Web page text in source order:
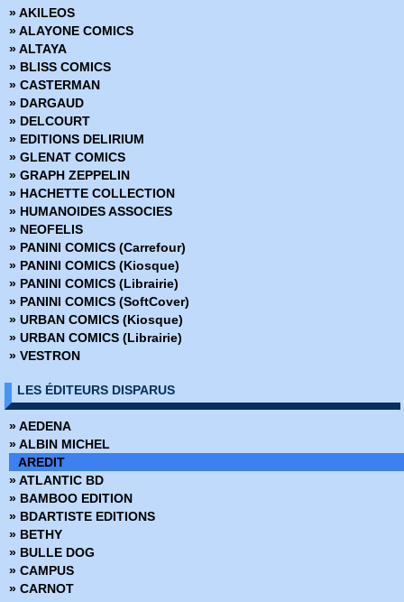
» Atom (Pop Magazine)
» Best of Marvel
» Bomba (Pop Magazine)
» Camelot 3000
» Captain Action (Pop Magazine)
» Captain America - Serie 1
» Captain America - Serie 2
» Captain America Spécial
» Captain Carotte
» Captain Comète et Superman
» Captain Victory
» Comics Parade
» Conan - Pocket NB
» Conan Géant
» Conan Hors Serie
» Conan le barbare - Serie 1
» Conan le barbare - Serie 2
» Conan Pocket Couleur
» Conan Spécial
» DC Flash - Serie 1
» DC Flash spécial
» Démon - Comics Pocket - Serie 1
» Démon - DC Arédit - Serie 2
» Docteur Strange
» Dr Strange Hors Série
» Dracula - Pocket NB
» Dracula le vampire
» Eclipse Comics
» Eclipso - Pocket NB
» Electric Warrior
» Epic
» Et si
» AKILEOS
» ALAYONE COMICS
» ALTAYA
» BLISS COMICS
» CASTERMAN
» DARGAUD
» DELCOURT
» EDITIONS DELIRIUM
» GLENAT COMICS
» GRAPH ZEPPELIN
» HACHETTE COLLECTION
» HUMANOIDES ASSOCIES
» NEOFELIS
» PANINI COMICS (Carrefour)
» PANINI COMICS (Kiosque)
» PANINI COMICS (Librairie)
» PANINI COMICS (SoftCover)
» URBAN COMICS (Kiosque)
» URBAN COMICS (Librairie)
» VESTRON
LES ÉDITEURS DISPARUS
» AEDENA
» ALBIN MICHEL
AREDIT
» ATLANTIC BD
» BAMBOO EDITION
» BDARTISTE EDITIONS
» BETHY
» BULLE DOG
» CAMPUS
» CARNOT